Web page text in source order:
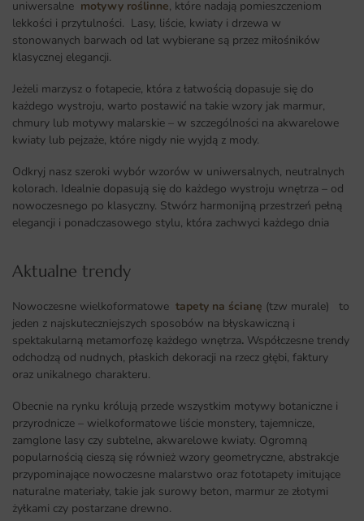
uniwersalne motywy roślinne, które nadają pomieszczeniom
lekkości i przytulności. Lasy, liście, kwiaty i drzewa w
stonowanych barwach od lat wybierane są przez miłośników
klasycznej elegancji.
Jeżeli marzysz o fotapecie, która z łatwością dopasuje się do
każdego wystroju, warto postawić na takie wzory jak marmur,
chmury lub motywy malarskie – w szczególności na akwarelowe
kwiaty lub pejzaże, które nigdy nie wyjdą z mody.
Odkryj nasz szeroki wybór wzorów w uniwersalnych, neutralnych
kolorach. Idealnie dopasują się do każdego wystroju wnętrza – od
nowoczesnego po klasyczny. Stwórz harmonijną przestrzeń pełną
elegancji i ponadczasowego stylu, która zachwyci każdego dnia
Aktualne trendy​
Nowoczesne wielkoformatowe tapety na ścianę (tzw murale) to
jeden z najskuteczniejszych sposobów na błyskawiczną i
spektakularną metamorfozę każdego wnętrza. Współczesne trendy
odchodzą od nudnych, płaskich dekoracji na rzecz głębi, faktury
oraz unikalnego charakteru.
Obecnie na rynku królują przede wszystkim motywy botaniczne i
przyrodnicze – wielkoformatowe liście monstery, tajemnicze,
zamglone lasy czy subtelne, akwarelowe kwiaty. Ogromną
popularnością cieszą się również wzory geometryczne, abstrakcje
przypominające nowoczesne malarstwo oraz fototapety imitujące
naturalne materiały, takie jak surowy beton, marmur ze złotymi
żyłkami czy postarzane drewno.